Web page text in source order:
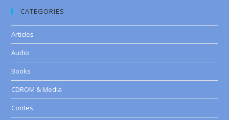
CATEGORIES
Articles
Audio
Books
CDROM & Media
Contes